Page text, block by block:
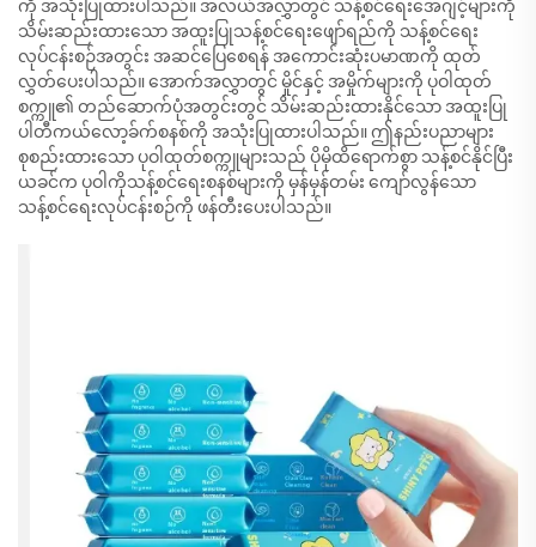
ကို အသုံးပြုထားပါသည်။ အလယ်အလွှာတွင် သန့်စင်ရေးအေဂျင့်များကို
သိမ်းဆည်းထားသော အထူးပြုသန့်စင်ရေးဖျော်ရည်ကို သန့်စင်ရေး
လုပ်ငန်းစဉ်အတွင်း အဆင်ပြေစေရန် အကောင်းဆုံးပမာဏကို ထုတ်
လွှတ်ပေးပါသည်။ အောက်အလွှာတွင် မှိုင်နှင့် အမှိုက်များကို ပုဝါထုတ်
စက္ကူ၏ တည်ဆောက်ပုံအတွင်းတွင် သိမ်းဆည်းထားနိုင်သော အထူးပြု
ပါတီကယ်လော့ခ်က်စနစ်ကို အသုံးပြုထားပါသည်။ ဤနည်းပညာများ
စုစည်းထားသော ပုဝါထုတ်စက္ကူများသည် ပိုမိုထိရောက်စွာ သန့်စင်နိုင်ပြီး
ယခင်က ပုဝါကိုသန့်စင်ရေးစနစ်များကို မှန်မှန်တမ်း ကျော်လွန်သော
သန့်စင်ရေးလုပ်ငန်းစဉ်ကို ဖန်တီးပေးပါသည်။